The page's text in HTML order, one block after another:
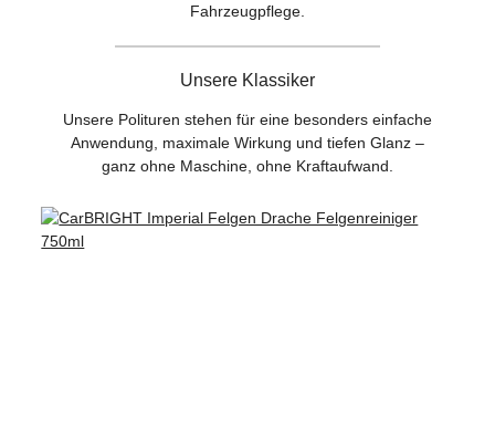
Fahrzeugpflege.
Unsere Klassiker
Unsere Polituren stehen für eine besonders einfache
Anwendung, maximale Wirkung und tiefen Glanz –
ganz ohne Maschine, ohne Kraftaufwand.